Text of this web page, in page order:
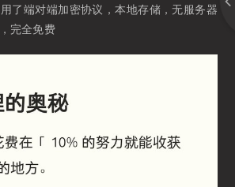
了端对端加密协议，本地存储，无服务器
完全免费